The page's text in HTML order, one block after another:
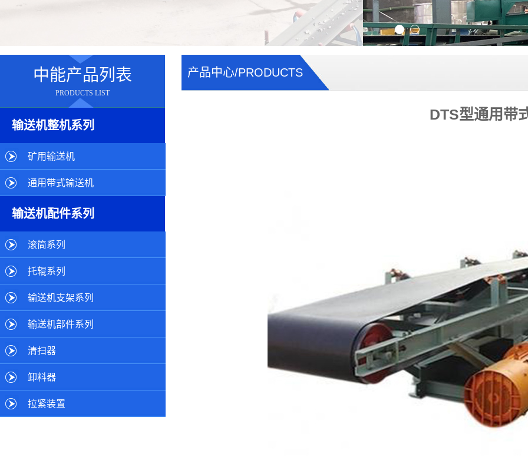
中能产品列表
PRODUCTS LIST
输送机整机系列
矿用输送机
通用带式输送机
输送机配件系列
滚筒系列
托辊系列
输送机支架系列
输送机部件系列
清扫器
卸料器
拉紧装置
产品中心/PRODUCTS
DTS型通用带